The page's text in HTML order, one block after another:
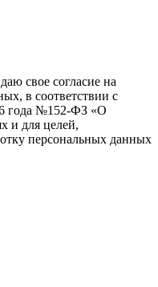
свое согласие на
в соответствии с
года №152-ФЗ «О
и для целей,
персональных данных